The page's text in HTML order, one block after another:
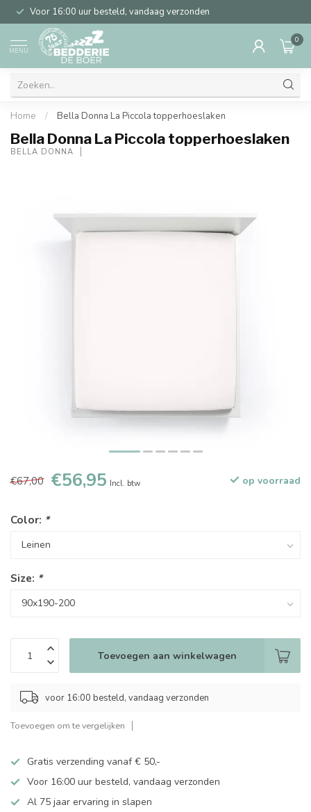
Voor 16:00 uur besteld, vandaag verzonden
MENU
0
Home / Bella Donna La Piccola topperhoeslaken
Bella Donna La Piccola topperhoeslaken
BELLA DONNA
€67,00 €56,95 Incl. btw op voorraad
Color: *
Size: *
Toevoegen aan winkelwagen
voor 16:00 besteld, vandaag verzonden
Toevoegen om te vergelijken
Gratis verzending vanaf € 50,-
Voor 16:00 uur besteld, vandaag verzonden
Al 75 jaar ervaring in slapen